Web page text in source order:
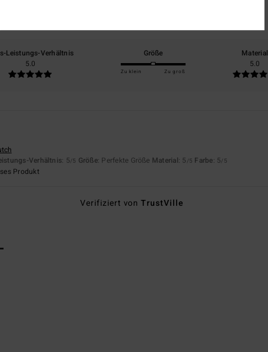
Leistungs-Verhältnis
5.0
Größe
Zu klein Zu groß
Material
5.0
Verhältnis: 5/5 Größe: Perfekte Größe Material: 5 /5 Farbe: 5/5
Produkt
Verifiziert vonTrustVille